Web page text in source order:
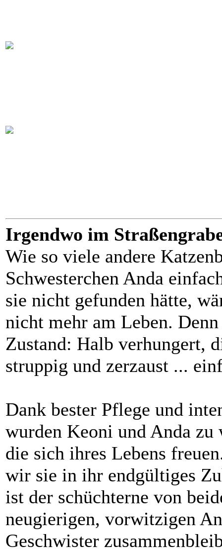
Irgendwo im
Wie so viele andere
Schwesterchen Anda
sie nicht gefunden hätte,
nicht mehr am Leben.
Zustand: Halb verhungert,
struppig und zerzaust ...
Dank bester Pflege und
wurden Keoni und Anda zu
die sich ihres Lebens
wir sie in ihr endgültiges
ist der schüchterne von
neugierigen, vorwitzigen
Geschwister